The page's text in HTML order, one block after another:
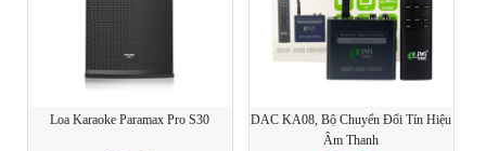
Loa Karaoke Paramax Pro S30
DAC KA08, Bộ Chuyển Đổi Tín Hiệu
Âm Thanh